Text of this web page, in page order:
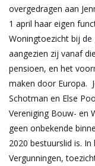
overgedragen aan
1 april haar eigen
Woningtoezicht bij
aangezien zij vanaf
pensioen, en het
maken door Europa.
Schotman en Else
Vereniging Bouw- en
geen onbekende
2020 bestuurslid is.
Vergunningen,